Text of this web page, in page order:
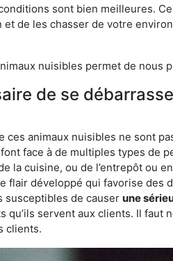
sont bien meilleures.
de les chasser de votre
nuisibles permet de
de se
ces animaux nuisibles ne sont
face à de multiples types de
la cuisine, ou de l’entrepôt
flair développé qui favorise
susceptibles de causer une
servent aux clients. Il faut
clients.